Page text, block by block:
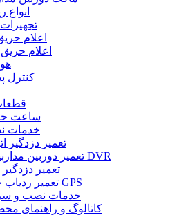
اعلام
اعلام
کنترل
ساعت
خدمات
تعمیر دزدگیر
تعمیر دوربین مداربسته و DVR
تعمیر
تعمیر ردیاب خودرو GPS
خدمات نصب و
کاتالوگ و راهنمای